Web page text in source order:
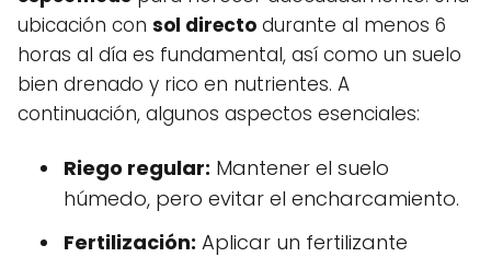
ubicación con sol directo durante al menos 6
horas al día es fundamental, así como un suelo
bien drenado y rico en nutrientes. A
continuación, algunos aspectos esenciales:
Riego regular: Mantener el suelo
húmedo, pero evitar el encharcamiento.
Fertilización: Aplicar un fertilizante